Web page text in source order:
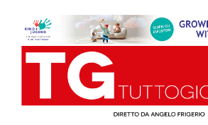
contenuto